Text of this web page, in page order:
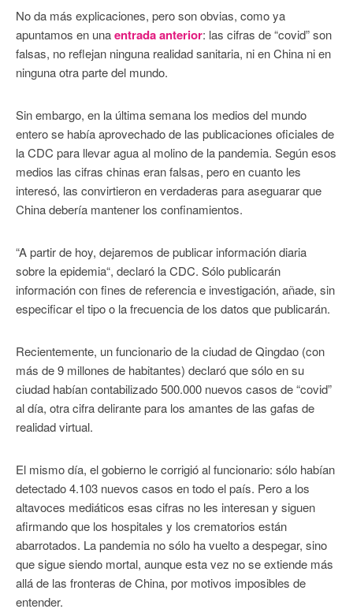
No da más explicaciones, pero son obvias, como ya
apuntamos en unaentrada anterior: las cifras de “covid” son
falsas, no reflejan ninguna realidad sanitaria, ni en China ni en
ninguna otra parte del mundo.
Sin embargo, en la última semana los medios del mundo
entero se había aprovechado de las publicaciones oficiales de
la CDC para llevar agua al molino de la pandemia. Según esos
medios las cifras chinas eran falsas, pero en cuanto les
interesó, las convirtieron en verdaderas para aseguarar que
China debería mantener los confinamientos.
“A partir de hoy, dejaremos de publicar información diaria
sobre la epidemia“, declaró la CDC. Sólo publicarán
información con fines de referencia e investigación, añade, sin
especificar el tipo o la frecuencia de los datos que publicarán.
Recientemente, un funcionario de la ciudad de Qingdao (con
más de 9 millones de habitantes) declaró que sólo en su
ciudad habían contabilizado 500.000 nuevos casos de “covid”
al día, otra cifra delirante para los amantes de las gafas de
realidad virtual.
El mismo día, el gobierno le corrigió al funcionario: sólo habían
detectado 4.103 nuevos casos en todo el país. Pero a los
altavoces mediáticos esas cifras no les interesan y siguen
afirmando que los hospitales y los crematorios están
abarrotados. La pandemia no sólo ha vuelto a despegar, sino
que sigue siendo mortal, aunque esta vez no se extiende más
allá de las fronteras de China, por motivos imposibles de
entender.